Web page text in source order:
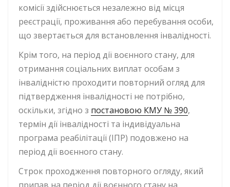
комісії здійснюється незалежно від місця
реєстрації, проживання або перебування особи,
що звертається для встановлення інвалідності.
Крім того, на період дії воєнного стану, для
отримання соціальних виплат особам з
інвалідністю проходити повторний огляд для
підтвердження інвалідності не потрібно,
оскільки, згідно з постановою КМУ № 390,
термін дії інвалідності та індивідуальна
програма реабілітації (ІПР) подовжено на
період дії воєнного стану.
Строк проходження повторного огляду, який